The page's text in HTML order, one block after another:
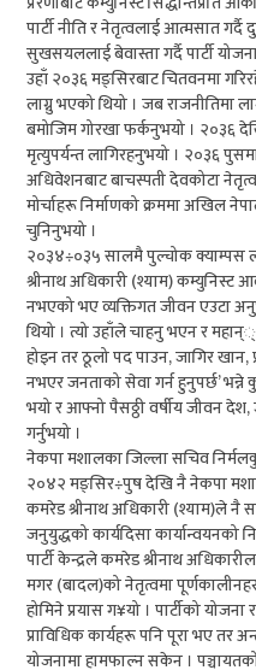
पार्टी नीति र नेतृत्वलाई आत्मसात गर्दै
सुखसयललाई बेवास्ता गर्दै पार्टी
उहाँ २०३६ मङ्सिरबाट चितवनमा
लाग्नु भएको थियो । जब राजनीतिमा
बमोजिम गोरखा फर्कनुभयो । २०३६
मृत्युपर्यन्त लागिरहनुभयो । २०३६
अधिवेशनबाट बाचस्पती देवकोटा
मोर्चाहरू निर्माणको क्रममा अखिल
चुनिनुभयो ।
२०३४÷०३५ सालमै पुल्चोक क्याम्पस
श्रीनाथ अधिकारी (श्याम) कम्युनिस्ट
नभएको भए व्यक्तिगत जीवन एउटा
थियो । त्यो उहाँले चाहनु भएन र
होइन तर ठूलो पद पाउन, जागिर खान,
नभएर जनताको सेवा गर्न हुनुपर्छ’ भन्ने
भयो र आफ्नो पैसठ्ठी वर्षीय जीवन देश,
गर्नुभयो ।
नेकपा मशालका जिल्ला सचिव
२०४२ मङ्सिर÷पुष देखि नै नेकपा
कमरेड श्रीनाथ अधिकारी (श्याम)ले नै
जनुयुद्धको कार्यदिसा कार्यान्वयनको
पार्टी केन्द्रले कमरेड श्रीनाथ
मगर (बादल)को नेतृत्वमा
होमिने प्रयास ग¥यो । पार्टीको
प्राविधिक कार्यहरू पनि पूरा भए तर
योजनामा हामफाल्न सकेन ।